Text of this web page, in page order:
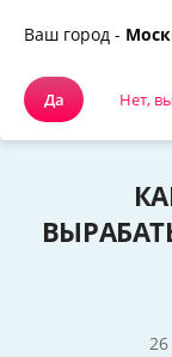
Как гормон роста
Ваш город -
Да Нет,